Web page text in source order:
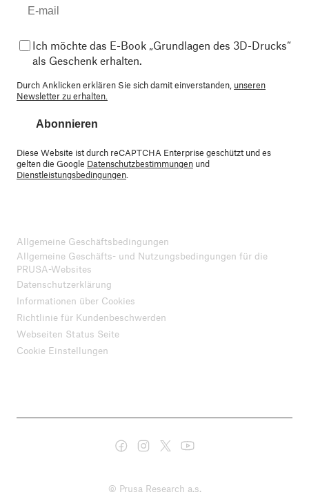
Ich möchte das E-Book „Grundlagen des 3D-Drucks“
als Geschenk erhalten.
Durch Anklicken erklären Sie sich damit einverstanden, unseren
Newsletter zu erhalten.
Abonnieren
Diese Website ist durch reCAPTCHA Enterprise geschützt und es
gelten die Google Datenschutzbestimmungen und
Dienstleistungsbedingungen
Allgemeine Geschäftsbedingungen
Allgemeine Geschäfts- und Nutzungsbedingungen für die
PRUSA-Websites
Datenschutzerklärung
Informationen über Cookies
Richtlinie für Kundenbeschwerden
Webseiten Status Seite
Cookie Einstellungen
© Prusa Research a.s.